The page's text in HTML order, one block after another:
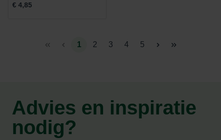
€ 4,85
1 2 3 4 5
Advies en inspiratie
nodig?